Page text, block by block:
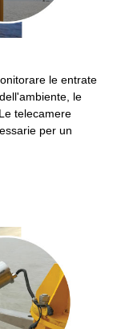
le entrate
le
telecamere
per un